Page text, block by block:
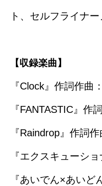
ト、セルフライナ
【収録楽曲】
『Clock』作詞作曲
『FANTASTIC』作
『Raindrop』作詞
『エクスキューシ
『あいでん×あい